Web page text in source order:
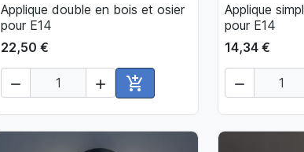
 Aperçu rapide
Applique double en bois et osier
pour E14
22,50 €
  
Ajouter au panier

Applique
pour E14
14,34 €
